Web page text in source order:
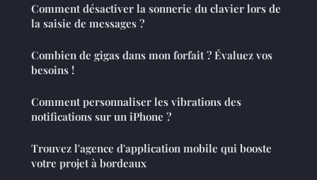
Comment désactiver la sonnerie du clavier lors de
la saisie de messages ?
Combien de gigas dans mon forfait ? Évaluez vos
besoins !
Comment personnaliser les vibrations des
notifications sur un iPhone ?
Trouvez l'agence d'application mobile qui booste
votre projet à bordeaux